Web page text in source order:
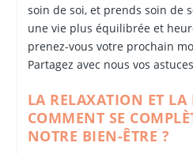
soin de soi, et prends soin de
une vie plus équilibrée et
prenez-vous votre prochain
Partagez avec nous vos
LA RELAXATION ET
COMMENT SE
NOTRE BIEN-ÊTRE ?